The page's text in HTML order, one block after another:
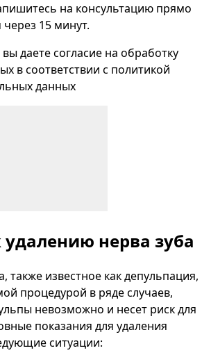
на консультацию прямо
15 минут.
даете согласие на обработку
в соответствии с политикой
данных
нерва зуба
также известное как депульпация,
процедурой в ряде случаев,
невозможно и несет риск для
показания для удаления
ситуации: